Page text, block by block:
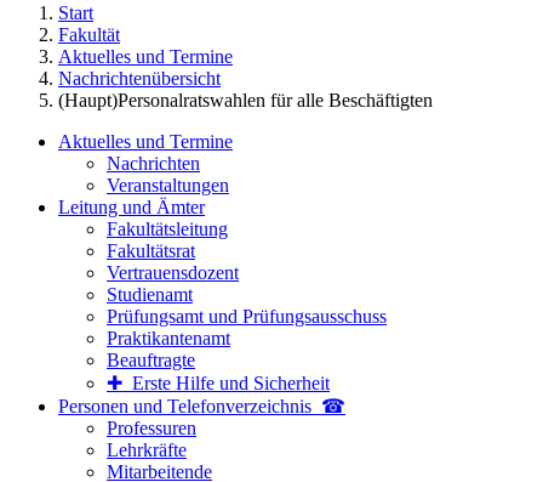
Start
Fakultät
Aktuelles und Termine
Nachrichtenübersicht
(Haupt)Personalratswahlen für alle Beschäftigten
Aktuelles und Termine
Nachrichten
Veranstaltungen
Leitung und Ämter
Fakultätsleitung
Fakultätsrat
Vertrauensdozent
Studienamt
Prüfungsamt und Prüfungsausschuss
Praktikantenamt
Beauftragte
✚ Erste Hilfe und Sicherheit
Personen und Telefon­verzeichnis ☎
Professuren
Lehrkräfte
Mitarbeitende